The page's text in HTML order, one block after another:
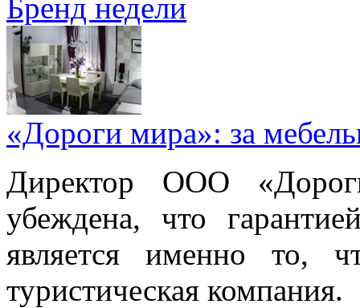
Бренд недели
«Дороги мира»: за
Директор ООО
убеждена, что
является именно то,
туристическая компания.